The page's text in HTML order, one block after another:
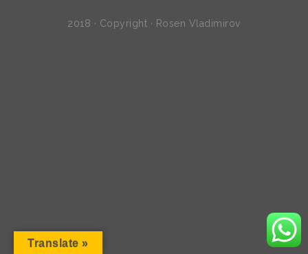
2018 · Copyright · Rosen Vladimirov
Translate »